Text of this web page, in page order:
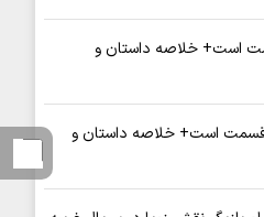
است+ خلاصه داستان و
قسمت است+ خلاصه داستان و